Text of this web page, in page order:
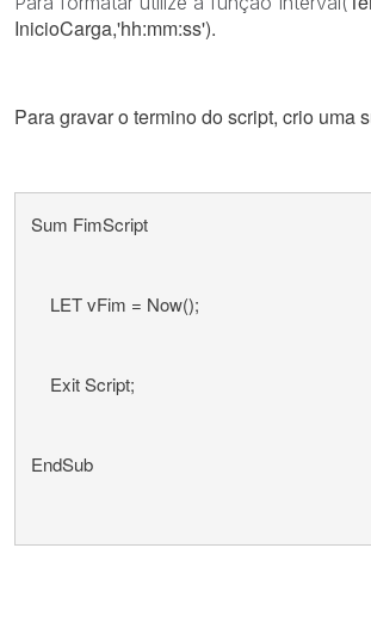
InicioCarga,'hh:mm:ss').
Para gravar o termino do script, crio uma
Sum FimScript
LET vFim = Now();
Exit Script;
EndSub